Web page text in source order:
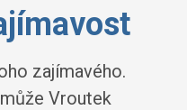
zajímavého.
Vroutek